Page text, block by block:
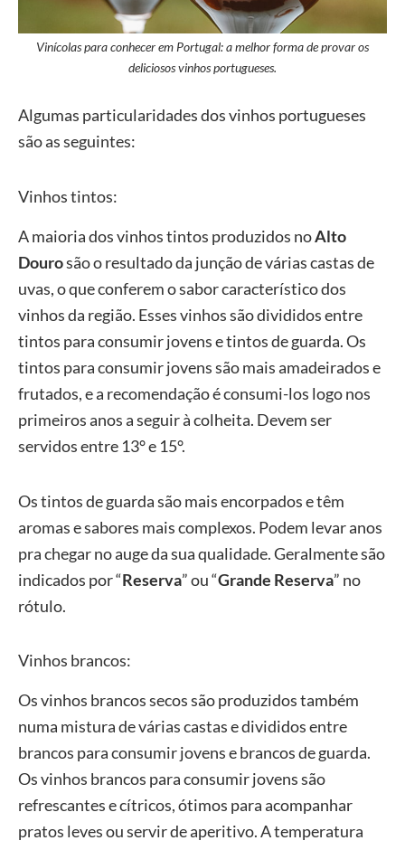
Vinícolas para conhecer em Portugal: a melhor forma de provar os
deliciosos vinhos portugueses.
Algumas particularidades dos vinhos portugueses
são as seguintes:
Vinhos tintos:
A maioria dos vinhos tintos produzidos noAlto
Dourosão o resultado da junção de várias castas de
uvas, o que conferem o sabor característico dos
vinhos da região. Esses vinhos são divididos entre
tintos para consumir jovens e tintos de guarda. Os
tintos para consumir jovens são mais amadeirados e
frutados, e a recomendação é consumi-los logo nos
primeiros anos a seguir à colheita. Devem ser
servidos entre 13° e 15°.
Os tintos de guarda são mais encorpados e têm
aromas e sabores mais complexos. Podem levar anos
pra chegar no auge da sua qualidade. Geralmente são
indicados por “Reserva” ou “Grande Reserva” no
rótulo.
Vinhos brancos:
Os vinhos brancos secos são produzidos também
numa mistura de várias castas e divididos entre
brancos para consumir jovens e brancos de guarda.
Os vinhos brancos para consumir jovens são
refrescantes e cítricos, ótimos para acompanhar
pratos leves ou servir de aperitivo. A temperatura